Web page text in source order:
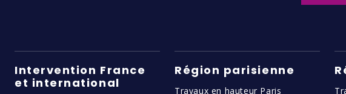
Intervention France
et international
Région parisienne
Travaux en hauteur Paris